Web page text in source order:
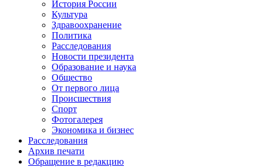
История России
Культура
Здравоохранение
Политика
Расследования
Новости президента
Образование и наука
Общество
От первого лица
Происшествия
Спорт
Фотогалерея
Экономика и бизнес
Расследования
Архив печати
Обращение в редакцию